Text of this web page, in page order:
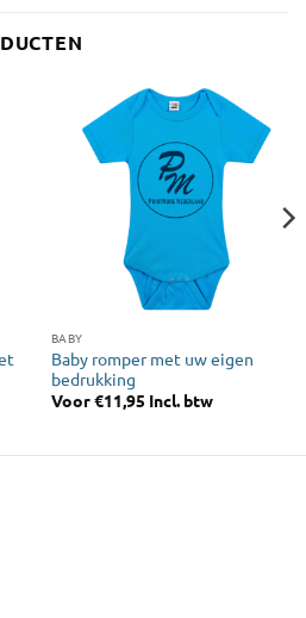
BABY
Baby romper met uw eigen
bedrukking
Voor€11,95 Incl. btw